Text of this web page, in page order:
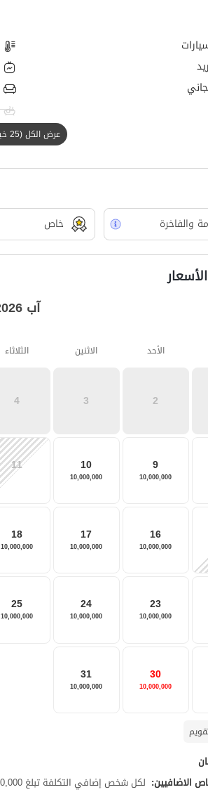
عرض الكل (25 خيار)
والفاخرة خاص
آب 2026
الأحد الاثنين الثلاثاء
2
3
4
9
10,000,000
10
10,000,000
11
16
10,000,000
17
10,000,000
18
10,000,000
23
10,000,000
24
10,000,000
25
10,000,000
30
10,000,000
31
10,000,000
الاضافيين: لكل شخص إضافي التكلفة تبلغ 500,000 تومان